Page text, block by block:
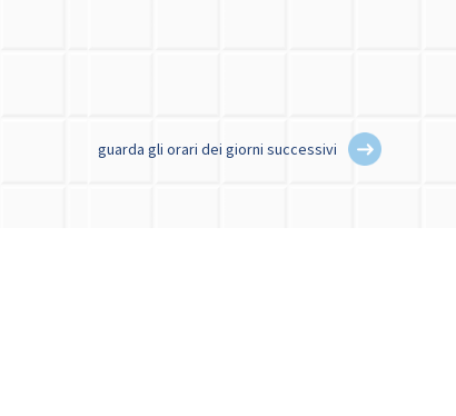
guarda gli orari dei giorni successivi